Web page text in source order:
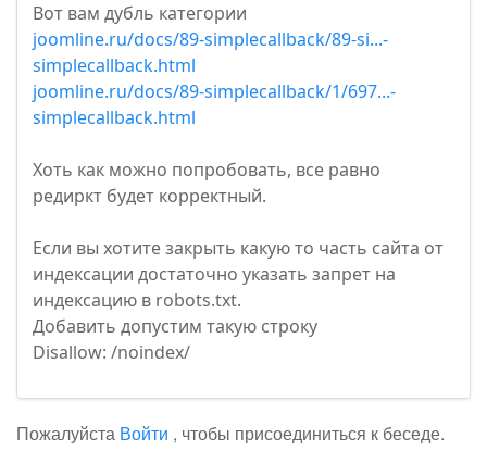
Вот вам дубль категории
joomline.ru/docs/89-simplecallback/89-si...-
simplecallback.html
joomline.ru/docs/89-simplecallback/1/697...-
simplecallback.html
Хоть как можно попробовать, все равно
редиркт будет корректный.
Если вы хотите закрыть какую то часть сайта от
индексации достаточно указать запрет на
индексацию в robots.txt.
Добавить допустим такую строку
Disallow: /noindex/
Пожалуйста Войти , чтобы присоединиться к беседе.